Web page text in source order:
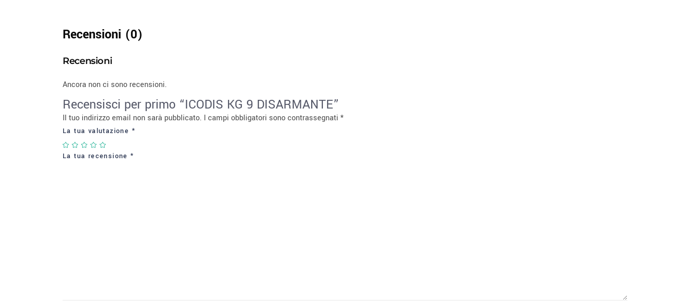
Recensioni (0)
Recensioni
Ancora non ci sono recensioni.
Recensisci per primo “ICODIS KG 9 DISARMANTE”
Il tuo indirizzo email non sarà pubblicato. I campi obbligatori sono contrassegnati *
La tua valutazione *
La tua recensione*